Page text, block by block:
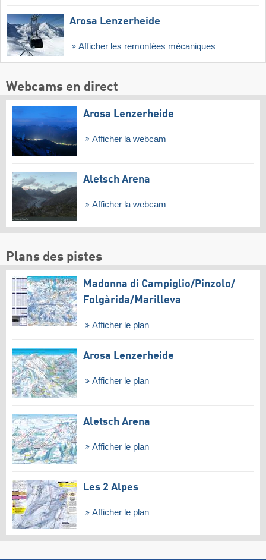
Arosa Lenzerheide
Afficher les remontées mécaniques
Webcams en direct
Arosa Lenzerheide
Afficher la webcam
Aletsch Arena
Afficher la webcam
Plans des pistes
Madonna di Campiglio/​Pinzolo/​
Folgàrida/​Marilleva
Afficher le plan
Arosa Lenzerheide
Afficher le plan
Aletsch Arena
Afficher le plan
Les 2 Alpes
Afficher le plan